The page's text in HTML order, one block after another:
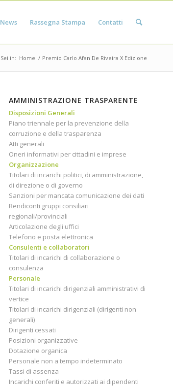
News Rassegna Stampa Contatti
Sei in: Home / Premio Carlo Afan De Riveira X Edizione
AMMINISTRAZIONE TRASPARENTE
Disposizioni Generali
Piano triennale per la prevenzione della
corruzione e della trasparenza
Atti generali
Oneri informativi per cittadini e imprese
Organizzazione
Titolari di incarichi politici, di amministrazione,
di direzione o di governo
Sanzioni per mancata comunicazione dei dati
Rendiconti gruppi consiliari
regionali/provinciali
Articolazione degli uffici
Telefono e posta elettronica
Consulenti e collaboratori
Titolari di incarichi di collaborazione o
consulenza
Personale
Titolari di incarichi dirigenziali amministrativi di
vertice
Titolari di incarichi dirigenziali (dirigenti non
generali)
Dirigenti cessati
Posizioni organizzative
Dotazione organica
Personale non a tempo indeterminato
Tassi di assenza
Incarichi conferiti e autorizzati ai dipendenti